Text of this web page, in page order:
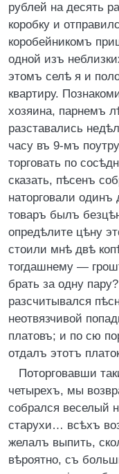
рублей на десять
коробку и
коробейникомъ
одной изъ
этомъ селѣ я и
квартиру.
хозяина, парнемъ
разставались
часу въ 9-мъ
торговать по
сказать, пѣсенъ
наторговали
товаръ былъ
опредѣлите цѣну
стоили мнѣ двѣ
тогдашнему —
брать за одну
разсчитывался
неотвязчивой
платовъ; и по сю
отдалъ этотъ
Поторговавши
четырехъ, мы
собрался веселый
старухи… всѣхъ
желалъ выпить,
вѣроятно, съ